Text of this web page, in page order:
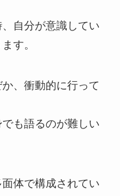
自分が意識してい
す。
、衝動的に行って
も語るのが難しい
体で構成されてい